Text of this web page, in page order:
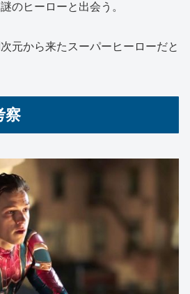
のヒーローと出会う。
元から来たスーパーヒーローだと
察